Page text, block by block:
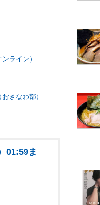
ライン）
きなわ部）
01:59ま